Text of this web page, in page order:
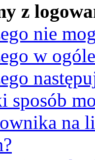
z
nie
w
sposób
na